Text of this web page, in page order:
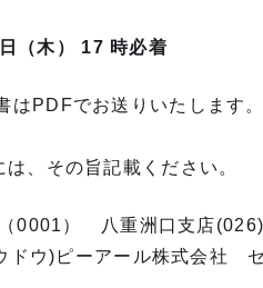
（木） 17 時必着
でお送りいたします。
、その旨記載ください。
0001） 八重洲口支店
ドウ)ピーアール株式会社